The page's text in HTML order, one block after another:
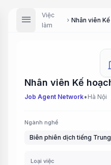
menu
Việc
làm
chevron_right
Job Agent Network• Hà Nội
Ngành nghề
Biên phiên dịch tiếng Trung
Loại việc